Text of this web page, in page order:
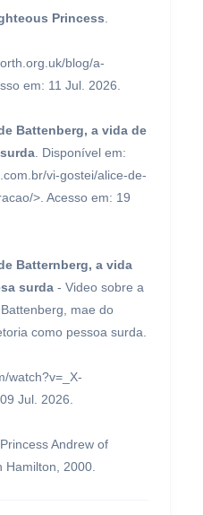
Princess
blog/a-
em: 11 Jul. 2026.
Battenberg, a vida de
. Disponível em:
vi-gostei/alice-de-
>. Acesso em: 19
Batternberg, a vida
surda - Video sobre a
mae do
como pessoa surda.
watch?v=_X-
Jul. 2026.
Andrew of
2000.